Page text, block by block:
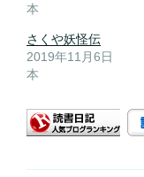
本
さくや妖怪伝
2019年11月6日
本